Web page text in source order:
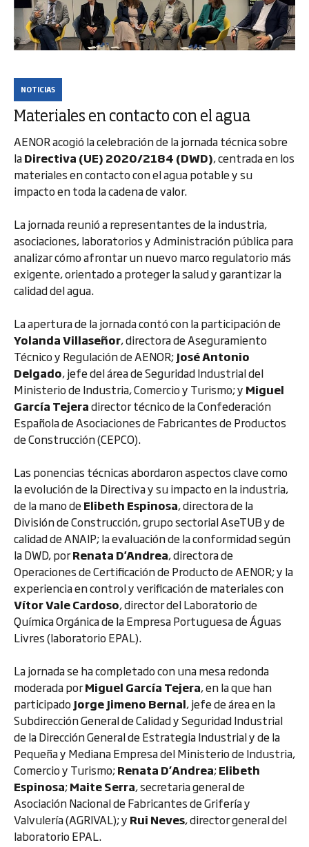
NOTICIAS
Materiales en contacto con el agua
AENOR acogió la celebración de la jornada técnica sobre
laDirectiva (UE) 2020/2184 (DWD), centrada en los
materiales en contacto con el agua potable y su
impacto en toda la cadena de valor.
La jornada reunió a representantes de la industria,
asociaciones, laboratorios y Administración pública para
analizar cómo afrontar un nuevo marco regulatorio más
exigente, orientado a proteger la salud y garantizar la
calidad del agua.
La apertura de la jornada contó con la participación de
Yolanda Villaseñor, directora de Aseguramiento
Técnico y Regulación de AENOR; José Antonio
Delgado, jefe del área de Seguridad Industrial del
Ministerio de Industria, Comercio y Turismo; y Miguel
García Tejeradirector técnico de la Confederación
Española de Asociaciones de Fabricantes de Productos
de Construcción (CEPCO).
Las ponencias técnicas abordaron aspectos clave como
la evolución de la Directiva y su impacto en la industria,
de la mano deElibeth Espinosa, directora de la
División de Construcción, grupo sectorial AseTUB y de
calidad de ANAIP; la evaluación de la conformidad según
la DWD, porRenata D'Andrea, directora de
Operaciones de Certificación de Producto de AENOR; y la
experiencia en control y verificación de materiales con
Vítor Vale Cardoso, director del Laboratorio de
Química Orgánica de la Empresa Portuguesa de Águas
Livres (laboratorio EPAL).
La jornada se ha completado con una mesa redonda
moderada porMiguel García Tejera, en la que han
participado Jorge Jimeno Bernal, jefe de área en la
Subdirección General de Calidad y Seguridad Industrial
de la Dirección General de Estrategia Industrial y de la
Pequeña y Mediana Empresa del Ministerio de Industria,
Comercio y Turismo;Renata D’Andrea;Elibeth
Espinosa;Maite Serra, secretaria general de
Asociación Nacional de Fabricantes de Grifería y
Valvulería (AGRIVAL); y Rui Neves, director general del
laboratorio EPAL.